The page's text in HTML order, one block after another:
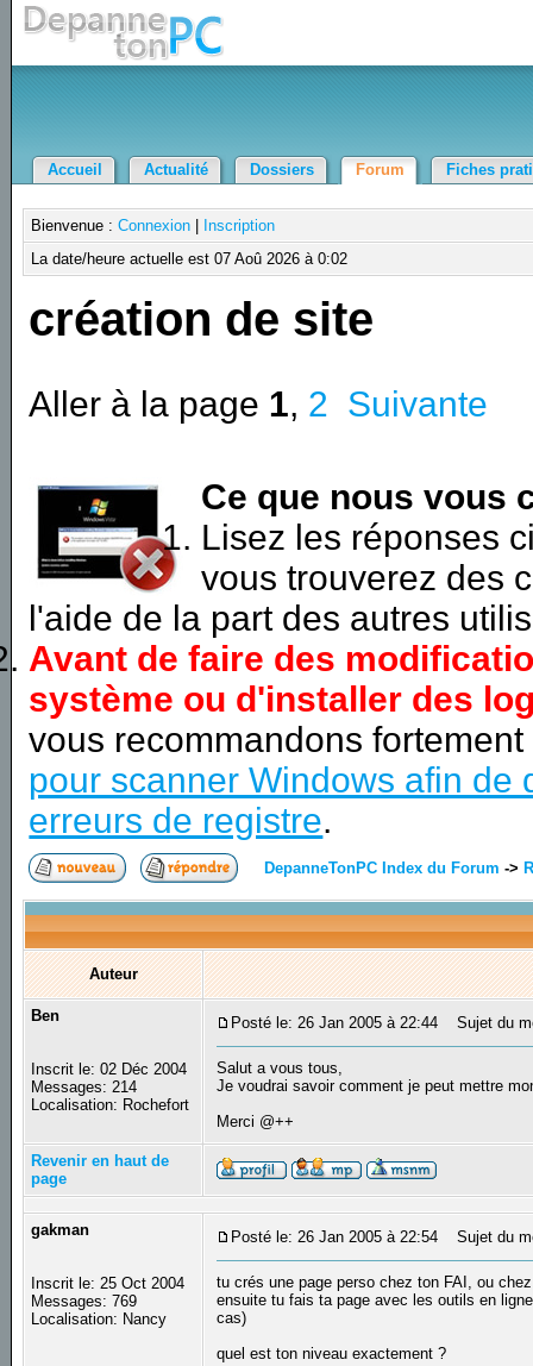
Accueil Actualité Dossiers Forum Fiches
Bienvenue :Connexion
Inscription
La date/heure actuelle est 07 Aoû 2026 à 0:02
création de site
Aller à la page 1, 2 Suivante
Ce que nous vous
Lisez les réponses
vous trouverez des
l'aide de la part des autres
Avant de faire des
système ou d'installer des
vous recommandons
pour scanner Windows afin de
erreurs de registre.
DepanneTonPC Index du Forum ->
Auteur
Ben
Inscrit le: 02 Déc 2004
Messages: 214
Localisation: Rochefort
Posté le: 26 Jan 2005 à 22:44 Sujet du
Salut a vous tous,
Je voudrai savoir comment je peut mettre
Merci @++
Revenir en haut de
page
gakman
Inscrit le: 25 Oct 2004
Messages: 769
Localisation: Nancy
Posté le: 26 Jan 2005 à 22:54 Sujet du
tu crés une page perso chez ton FAI, ou
ensuite tu fais ta page avec les outils en
cas)
quel est ton niveau exactement ?